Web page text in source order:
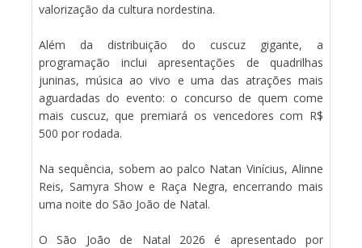
valorização da cultura nordestina.
Além da distribuição do cuscuz gigante, a
programação inclui apresentações de quadrilhas
juninas, música ao vivo e uma das atrações mais
aguardadas do evento: o concurso de quem come
mais cuscuz, que premiará os vencedores com R$
500 por rodada.
Na sequência, sobem ao palco Natan Vinícius, Alinne
Reis, Samyra Show e Raça Negra, encerrando mais
uma noite do São João de Natal.
O São João de Natal 2026 é apresentado por